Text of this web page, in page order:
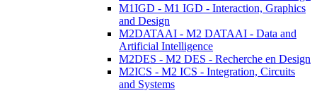
M1IGD - M1 IGD - Interaction, Graphics
and Design
M2DATAAI - M2 DATAAI - Data and
Artificial Intelligence
M2DES - M2 DES - Recherche en Design
M2ICS - M2 ICS - Integration, Circuits
and Systems